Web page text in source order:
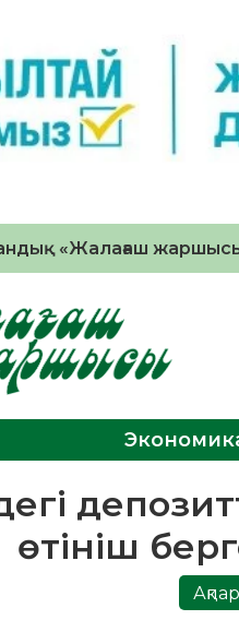
«Жалағаш
өтініш